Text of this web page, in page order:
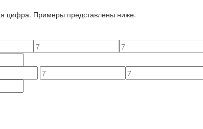
цифра. Примеры представлены ниже.